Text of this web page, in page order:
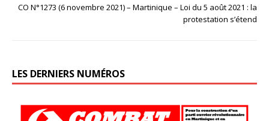
CO N°1273 (6 novembre 2021) – Martinique – Loi du 5 août 2021 : la
protestation s’étend
LES DERNIERS NUMÉROS